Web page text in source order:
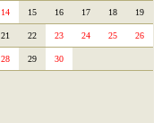
14 15 16 17 18 19
21 22 23 24 25 26
28 29 30